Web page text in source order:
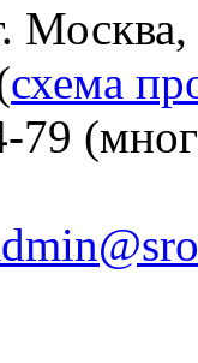
схема
79